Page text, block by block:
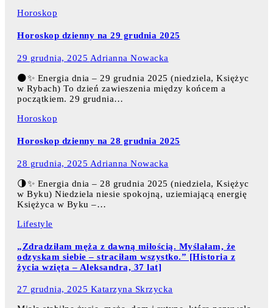
Horoskop
Horoskop dzienny na 29 grudnia 2025
29 grudnia, 2025 Adrianna Nowacka
🌑✨ Energia dnia – 29 grudnia 2025 (niedziela, Księżyc
w Rybach) To dzień zawieszenia między końcem a
początkiem. 29 grudnia…
Horoskop
Horoskop dzienny na 28 grudnia 2025
28 grudnia, 2025 Adrianna Nowacka
🌗✨ Energia dnia – 28 grudnia 2025 (niedziela, Księżyc
w Byku) Niedziela niesie spokojną, uziemiającą energię
Księżyca w Byku –…
Lifestyle
„Zdradziłam męża z dawną miłością. Myślałam, że
odzyskam siebie – straciłam wszystko.” [Historia z
życia wzięta – Aleksandra, 37 lat]
27 grudnia, 2025 Katarzyna Skrzycka